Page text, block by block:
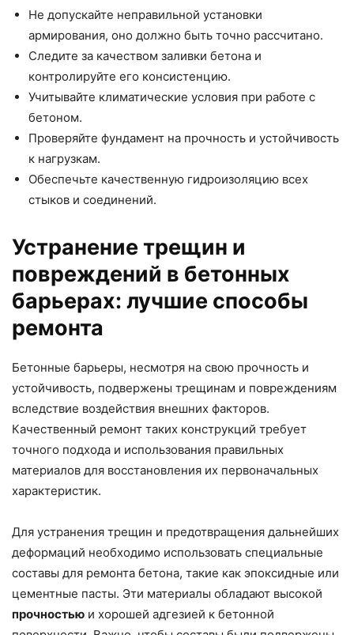
Не допускайте неправильной установки
армирования, оно должно быть точно рассчитано.
Следите за качеством заливки бетона и
контролируйте его консистенцию.
Учитывайте климатические условия при работе с
бетоном.
Проверяйте фундамент на прочность и устойчивость
к нагрузкам.
Обеспечьте качественную гидроизоляцию всех
стыков и соединений.
Устранение трещин и
повреждений в бетонных
барьерах: лучшие способы
ремонта
Бетонные барьеры, несмотря на свою прочность и
устойчивость, подвержены трещинам и повреждениям
вследствие воздействия внешних факторов.
Качественный ремонт таких конструкций требует
точного подхода и использования правильных
материалов для восстановления их первоначальных
характеристик.
Для устранения трещин и предотвращения дальнейших
деформаций необходимо использовать специальные
составы для ремонта бетона, такие как эпоксидные или
цементные пасты. Эти материалы обладают высокой
прочностью и хорошей адгезией к бетонной